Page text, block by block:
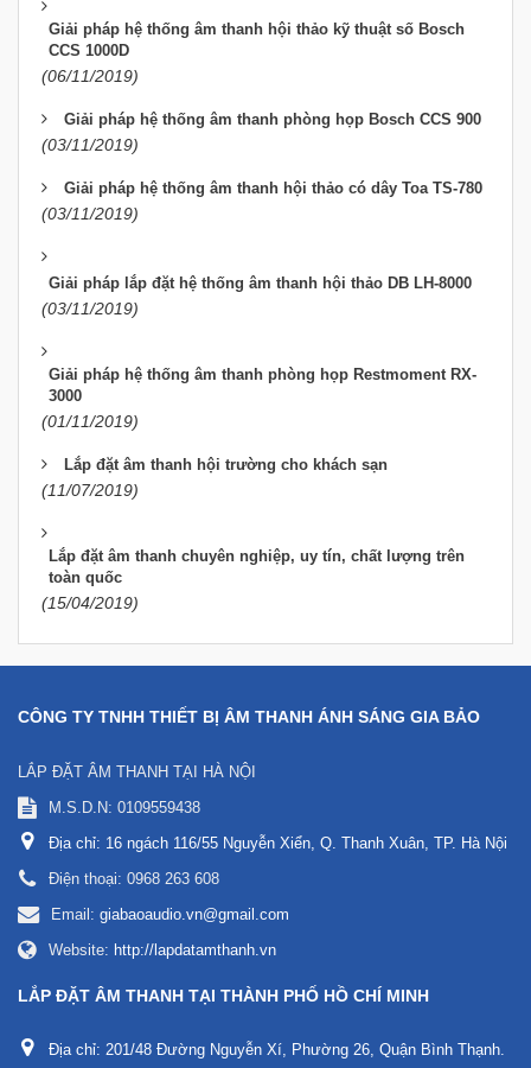
Giải pháp hệ thống âm thanh hội thảo kỹ thuật số Bosch
CCS 1000D
(06/11/2019)
Giải pháp hệ thống âm thanh phòng họp Bosch CCS 900
(03/11/2019)
Giải pháp hệ thống âm thanh hội thảo có dây Toa TS-780
(03/11/2019)
Giải pháp lắp đặt hệ thống âm thanh hội thảo DB LH-8000
(03/11/2019)
Giải pháp hệ thống âm thanh phòng họp Restmoment RX-
3000
(01/11/2019)
Lắp đặt âm thanh hội trường cho khách sạn
(11/07/2019)
Lắp đặt âm thanh chuyên nghiệp, uy tín, chất lượng trên
toàn quốc
(15/04/2019)
CÔNG TY TNHH THIẾT BỊ ÂM THANH ÁNH SÁNG GIA BẢO
LẮP ĐẶT ÂM THANH TẠI HÀ NỘI
M.S.D.N: 0109559438
Địa chỉ: 16 ngách 116/55 Nguyễn Xiển, Q. Thanh Xuân, TP. Hà Nội
Điện thoại: 0968 263 608
Email: giabaoaudio.vn@gmail.com
Website: http://lapdatamthanh.vn
LẮP ĐẶT ÂM THANH TẠI THÀNH PHỐ HỒ CHÍ MINH
Địa chỉ: 201/48 Đường Nguyễn Xí, Phường 26, Quận Bình Thạnh.